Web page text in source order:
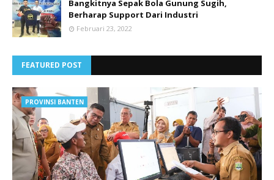
Bangkitnya Sepak Bola Gunung Sugih,
Berharap Support Dari Industri
Februari 23, 2022
FEATURED POST
PROVINSI BANTEN